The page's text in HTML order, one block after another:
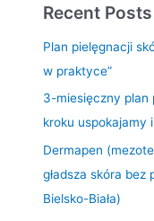
Recent Posts
Plan pielęgnacji
w praktyce”
3-miesięczny plan
kroku uspokajamy
Dermapen
gładsza skóra
Bielsko-Biała)